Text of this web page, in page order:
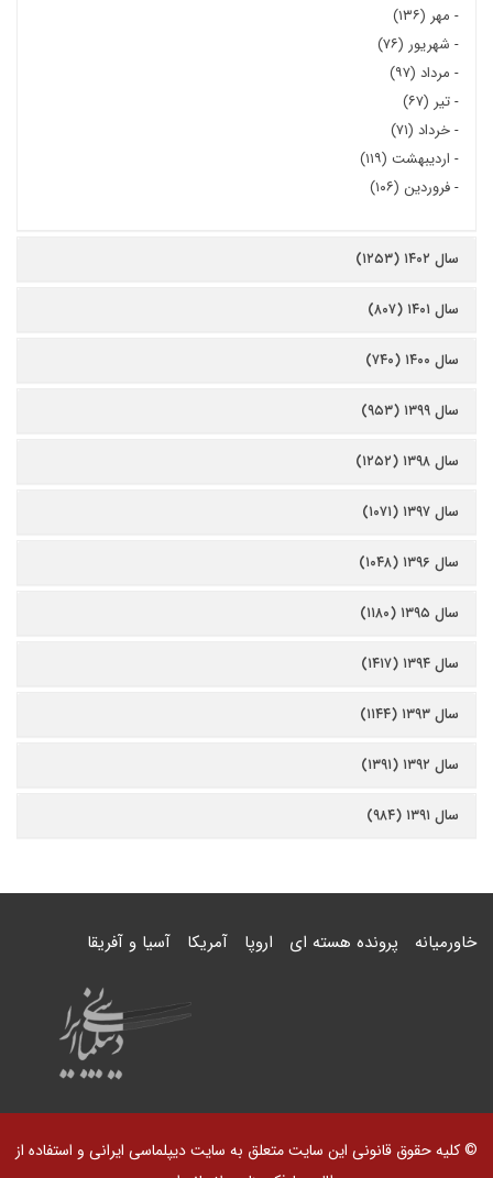
- مهر (۱۳۶)
- شهریور (۷۶)
- مرداد (۹۷)
-تیر (۶۷)
-خرداد (۷۱)
- اردیبهشت (۱۱۹)
-فروردین (۱۰۶)
سال ۱۴۰۲ (۱۲۵۳)
سال ۱۴۰۱ (۸۰۷)
سال ۱۴۰۰ (۷۴۰)
سال ۱۳۹۹ (۹۵۳)
سال ۱۳۹۸ (۱۲۵۲)
سال ۱۳۹۷ (۱۰۷۱)
سال ۱۳۹۶ (۱۰۴۸)
سال ۱۳۹۵ (۱۱۸۰)
سال ۱۳۹۴ (۱۴۱۷)
سال ۱۳۹۳ (۱۱۴۴)
سال ۱۳۹۲ (۱۳۹۱)
سال ۱۳۹۱ (۹۸۴)
خاورمیانه پرونده هسته ای اروپا آمریکا آسیا و آفریقا
© کلیه حقوق قانونی این سایت متعلق به سایت دیپلماسی ایرانی و استفاده از